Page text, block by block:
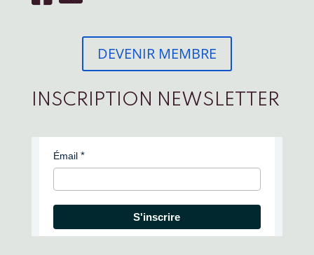
DEVENIR MEMBRE
INSCRIPTION NEWSLETTER
Émail
S'inscrire